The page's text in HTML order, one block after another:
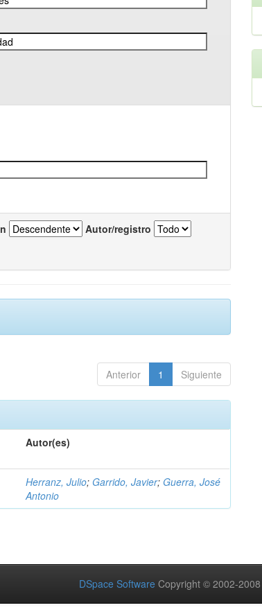
Autor/registro
Anterior 1 Siguiente
Autor(es)
Herranz, Julio; Garrido, Javier; Guerra, José
Antonio
DSpace Software Copyright © 2002-2008